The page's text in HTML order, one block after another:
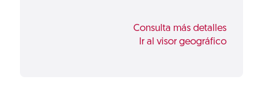
Consulta más detalles
Ir al visor geográfico